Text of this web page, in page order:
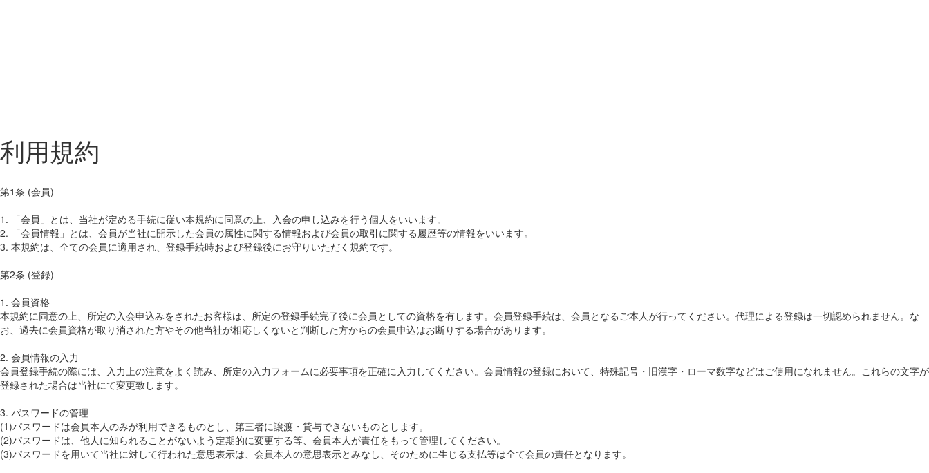
利用規約
第1条 (会員)
1. 「会員」とは、当社が定める手続に従い本規約に同意の上、入会の申し込みを行う個人をいいます。
2. 「会員情報」とは、会員が当社に開示した会員の属性に関する情報および会員の取引に関する履歴等の情報をいいます。
3. 本規約は、全ての会員に適用され、登録手続時および登録後にお守りいただく規約です。
第2条 (登録)
1. 会員資格
本規約に同意の上、所定の入会申込みをされたお客様は、所定の登録手続完了後に会員としての資格を有します。会員登録手続は、会員となるご本人が行ってください。代理による登録は一切認められません。な
お、過去に会員資格が取り消された方やその他当社が相応しくないと判断した方からの会員申込はお断りする場合があります。
2. 会員情報の入力
会員登録手続の際には、入力上の注意をよく読み、所定の入力フォームに必要事項を正確に入力してください。会員情報の登録において、特殊記号・旧漢字・ローマ数字などはご使用になれません。これらの文字が
登録された場合は当社にて変更致します。
3. パスワードの管理
(1)パスワードは会員本人のみが利用できるものとし、第三者に譲渡・貸与できないものとします。
(2)パスワードは、他人に知られることがないよう定期的に変更する等、会員本人が責任をもって管理してください。
(3)パスワードを用いて当社に対して行われた意思表示は、会員本人の意思表示とみなし、そのために生じる支払等は全て会員の責任となります。